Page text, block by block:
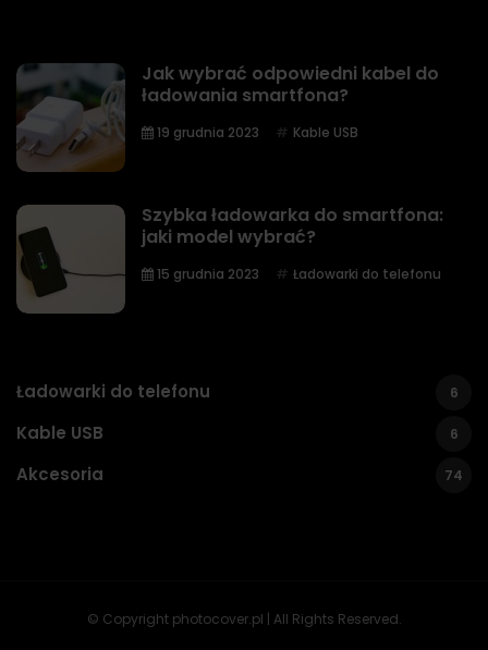
Jak wybrać odpowiedni kabel do
ładowania smartfona?
19 grudnia 2023 Kable USB
Szybka ładowarka do smartfona:
jaki model wybrać?
15 grudnia 2023 Ładowarki do telefonu
Ładowarki do telefonu 6
Kable USB 6
Akcesoria 74
© Copyright photocover.pl | All Rights Reserved.